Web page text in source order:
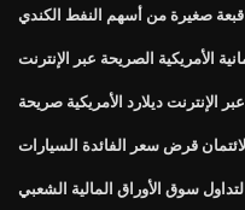
قبعة صغيرة من أسهم النفط الكندي
الأمريكية الصريحة عبر الإنترنت
الإنترنت ديلارد الأمريكية صريحة
قرض سعر الفائدة السيارات
لتداول سوق الأوراق المالية الشعبي